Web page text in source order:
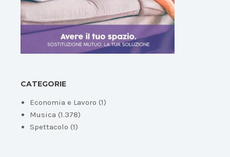
CATEGORIE
Economia e Lavoro (1)
Musica (1.378)
Spettacolo (1)